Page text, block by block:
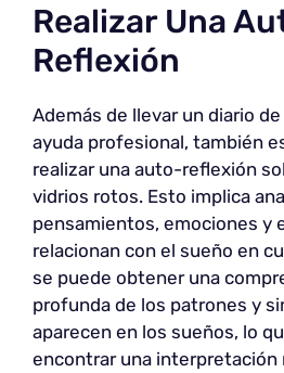
Realizar Una
Reflexión
Además de llevar un diario
ayuda profesional, también
realizar una auto-reflexión
vidrios rotos. Esto implica
pensamientos, emociones y
relacionan con el sueño en
se puede obtener una
profunda de los patrones y
aparecen en los sueños, lo
encontrar una interpretación